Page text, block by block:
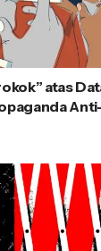
atas